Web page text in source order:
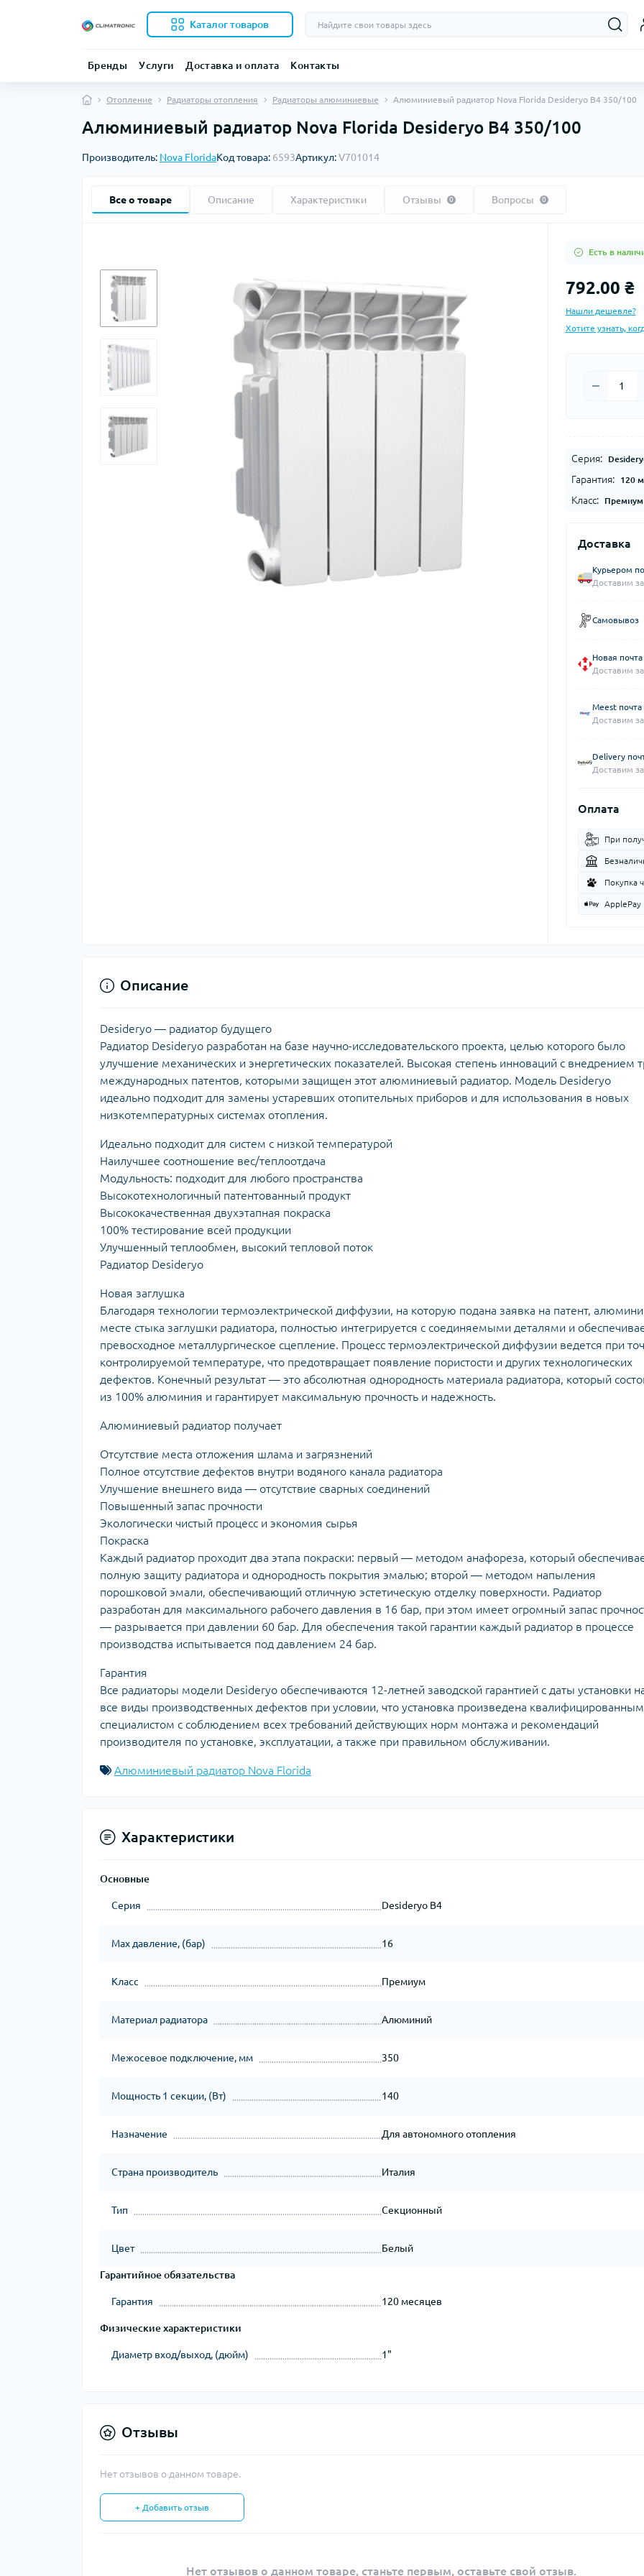
Каталог товаров
Бренды Услуги Доставка и оплата Контакты
Отопление Радиаторы отопления Радиаторы алюминиевые Алюминиевый радиатор Nova Florida Desideryo B4 350/100
Алюминиевый радиатор Nova Florida Desideryo B4 350/100
Производитель: Nova FloridaКод товара: 6593Артикул:V701014
Все о товаре Описание Характеристики Отзывы 0 Вопросы 0
Есть в
792.00 ₴
Нашли дешевле?
Хотите узнать,
Серия:
Гарантия: 120
Класс: Премиум
Доставка
Курьером
Доставим
Самовывоз
Новая почта
Доставим
Meest почта
Доставим
Delivery
Доставим
Оплата
При
Покупка
ApplePay
Описание
Desideryo — радиатор будущего
Радиатор Desideryo разработан на базе научно-исследовательского проекта, целью которого было
улучшение механических и энергетических показателей. Высокая степень инноваций с внедрением
международных патентов, которыми защищен этот алюминиевый радиатор. Модель Desideryo
идеально подходит для замены устаревших отопительных приборов и для использования в новых
низкотемпературных системах отопления.
Идеально подходит для систем с низкой температурой
Наилучшее соотношение вес/теплоотдача
Модульность: подходит для любого пространства
Высокотехнологичный патентованный продукт
Высококачественная двухэтапная покраска
100% тестирование всей продукции
Улучшенный теплообмен, высокий тепловой поток
Радиатор Desideryo
Новая заглушка
Благодаря технологии термоэлектрической диффузии, на которую подана заявка на патент,
месте стыка заглушки радиатора, полностью интегрируется с соединяемыми деталями и
превосходное металлургическое сцепление. Процесс термоэлектрической диффузии ведется при
контролируемой температуре, что предотвращает появление пористости и других технологических
дефектов. Конечный результат — это абсолютная однородность материала радиатора, который
из 100% алюминия и гарантирует максимальную прочность и надежность.
Алюминиевый радиатор получает
Отсутствие места отложения шлама и загрязнений
Полное отсутствие дефектов внутри водяного канала радиатора
Улучшение внешнего вида — отсутствие сварных соединений
Повышенный запас прочности
Экологически чистый процесс и экономия сырья
Покраска
Каждый радиатор проходит два этапа покраски: первый — методом анафореза, который
полную защиту радиатора и однородность покрытия эмалью; второй — методом напыления
порошковой эмали, обеспечивающий отличную эстетическую отделку поверхности. Радиатор
разработан для максимального рабочего давления в 16 бар, при этом имеет огромный запас
— разрывается при давлении 60 бар. Для обеспечения такой гарантии каждый радиатор в процессе
производства испытывается под давлением 24 бар.
Гарантия
Все радиаторы модели Desideryo обеспечиваются 12-летней заводской гарантией с даты установки
все виды производственных дефектов при условии, что установка произведена квалифицированным
специалистом с соблюдением всех требований действующих норм монтажа и рекомендаций
производителя по установке, эксплуатации, а также при правильном обслуживании.
Алюминиевый радиатор Nova Florida
Характеристики
Основные
Серия Desideryo B4
Max давление, (бар) 16
Класс Премиум
Материал радиатора Алюминий
Межосевое подключение, мм 350
Мощность 1 секции, (Вт) 140
Назначение Для автономного отопления
Страна производитель Италия
Тип Секционный
Цвет Белый
Гарантийное обязательства
Гарантия 120 месяцев
Физические характеристики
Диаметр вход/выход, (дюйм) 1"
Отзывы
Нет отзывов о данном товаре.
+ Добавить отзыв
Нет отзывов о данном товаре, станьте первым, оставьте свой отзыв.